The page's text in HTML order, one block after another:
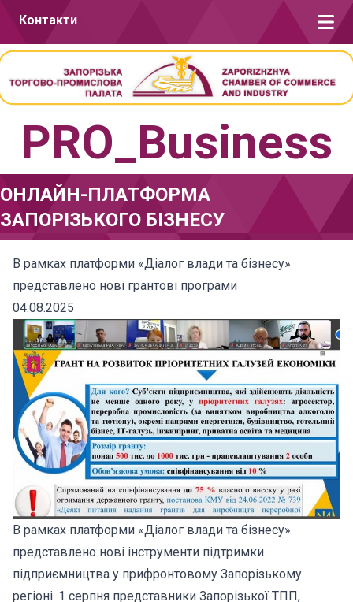
Контакти
PRO_Business
ОНЛАЙН-ПЛАТФОРМА
ЗАПОРІЗЬКОГО БІЗНЕСУ
В рамках платформи «Діалог влади та бізнесу»
представлено нові грантові програми
04.08.2025
В рамках платформи «Діалог влади та бізнесу»
представлено нові інструменти підтримки
підприємництва у прифронтовому Запорізькому
регіоні. 1 серпня представники Запорізької ТПП,